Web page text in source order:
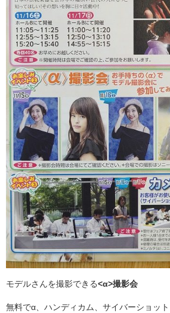
モデルさんを撮影できる<α>撮影会
無料でα、ハンディカム、サイバーショッ